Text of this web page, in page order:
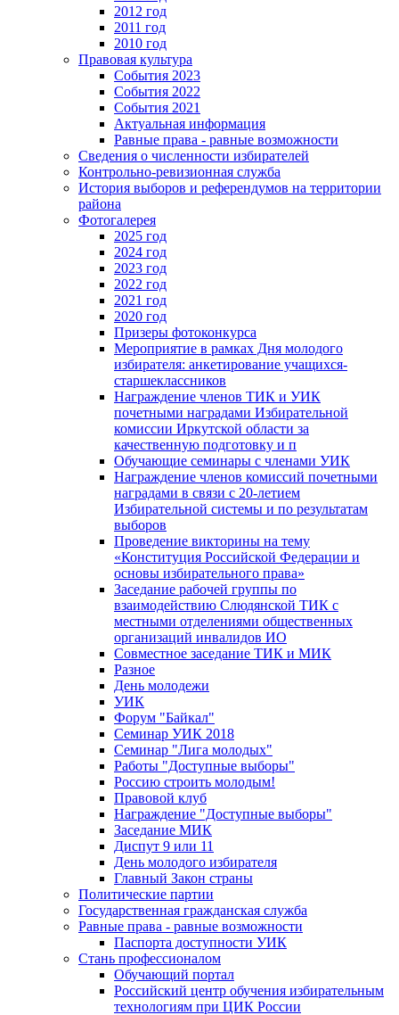
2012 год
2011 год
2010 год
Правовая культура
События 2023
События 2022
События 2021
Актуальная информация
Равные права - равные возможности
Сведения о численности избирателей
Контрольно-ревизионная служба
История выборов и референдумов на территории
района
Фотогалерея
2025 год
2024 год
2023 год
2022 год
2021 год
2020 год
Призеры фотоконкурса
Мероприятие в рамках Дня молодого
избирателя: анкетирование учащихся-
старшеклассников
Награждение членов ТИК и УИК
почетными наградами Избирательной
комиссии Иркутской области за
качественную подготовку и п
Обучающие семинары с членами УИК
Награждение членов комиссий почетными
наградами в связи с 20-летием
Избирательной системы и по результатам
выборов
Проведение викторины на тему
«Конституция Российской Федерации и
основы избирательного права»
Заседание рабочей группы по
взаимодействию Слюдянской ТИК с
местными отделениями общественных
организаций инвалидов ИО
Совместное заседание ТИК и МИК
Разное
День молодежи
УИК
Форум "Байкал"
Семинар УИК 2018
Семинар "Лига молодых"
Работы "Доступные выборы"
Россию строить молодым!
Правовой клуб
Награждение "Доступные выборы"
Заседание МИК
Диспут 9 или 11
День молодого избирателя
Главный Закон страны
Политические партии
Государственная гражданская служба
Равные права - равные возможности
Паспорта доступности УИК
Стань профессионалом
Обучающий портал
Российский центр обучения избирательным
технологиям при ЦИК России